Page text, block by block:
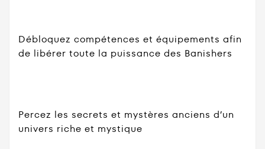
Débloquez compétences et équipements afin
de libérer toute la puissance des Banishers
Percez les secrets et mystères anciens d’un
univers riche et mystique